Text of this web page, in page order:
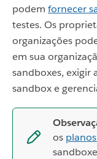
podem fornecer
testes. Os
organizações
em sua
sandboxes, exigir
sandbox e
os